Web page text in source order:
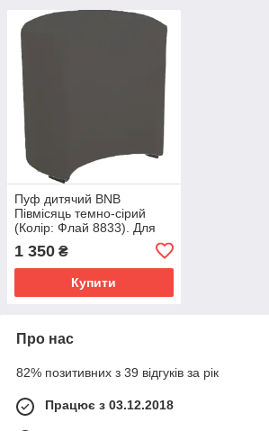
Пуф дитячий BNB
Півмісяць темно-сірий
(Колір: Флай 8833). Для
садочка, шкоди, кімнати
відпочинку, магазина
дитячого одягу / взуття
1 350 ₴
Купити
Про нас
82% позитивних з 39 відгуків за рік
Працює з 03.12.2018